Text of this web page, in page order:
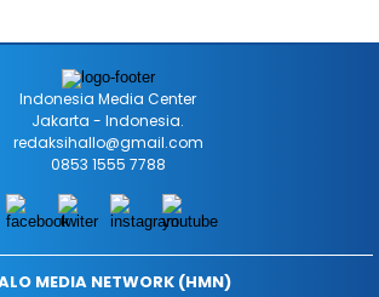
Indonesia Media Center
Jakarta - Indonesia.
redaksihallo@gmail.com
0853 1555 7788
MEDIA NETWORK (HMN)